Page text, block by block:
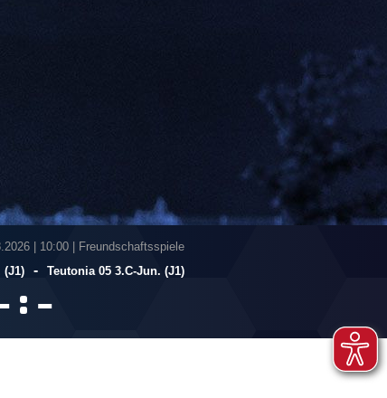
| 10:00 | Freundschaftsspiele
(J1)
- Teutonia 05 3.C-Jun. (J1)
: 